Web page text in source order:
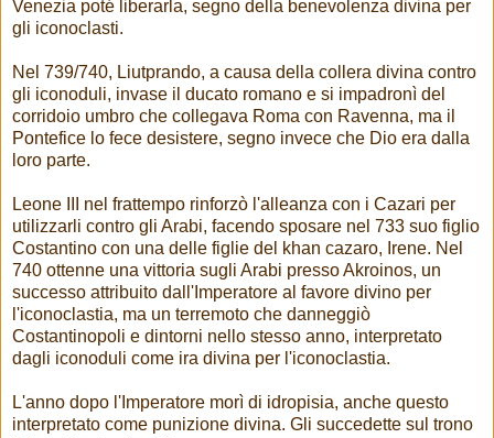
Venezia poté liberarla, segno della benevolenza divina per
gli iconoclasti.
Nel 739/740, Liutprando, a causa della collera divina contro
gli iconoduli, invase il ducato romano e si impadronì del
corridoio umbro che collegava Roma con Ravenna, ma il
Pontefice lo fece desistere, segno invece che Dio era dalla
loro parte.
Leone III nel frattempo rinforzò l'alleanza con i Cazari per
utilizzarli contro gli Arabi, facendo sposare nel 733 suo figlio
Costantino con una delle figlie del khan cazaro, Irene. Nel
740 ottenne una vittoria sugli Arabi presso Akroinos, un
successo attribuito dall'Imperatore al favore divino per
l'iconoclastia, ma un terremoto che danneggiò
Costantinopoli e dintorni nello stesso anno, interpretato
dagli iconoduli come ira divina per l'iconoclastia.
L'anno dopo l'Imperatore morì di idropisia, anche questo
interpretato come punizione divina. Gli succedette sul trono